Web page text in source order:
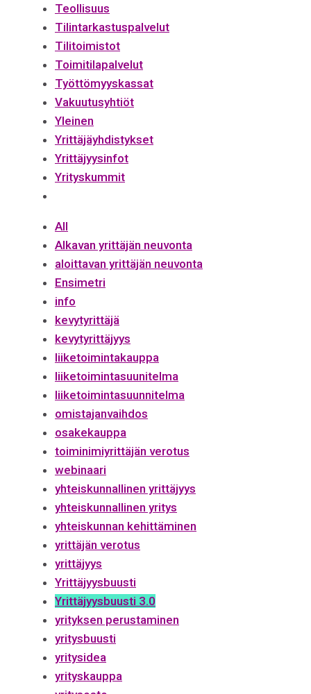
Teollisuus
Tilintarkastuspalvelut
Tilitoimistot
Toimitilapalvelut
Työttömyyskassat
Vakuutusyhtiöt
Yleinen
Yrittäjäyhdistykset
Yrittäjyysinfot
Yrityskummit
All
Alkavan yrittäjän neuvonta
aloittavan yrittäjän neuvonta
Ensimetri
info
kevytyrittäjä
kevytyrittäjyys
liiketoimintakauppa
liiketoimintasuunitelma
liiketoimintasuunnitelma
omistajanvaihdos
osakekauppa
toiminimiyrittäjän verotus
webinaari
yhteiskunnallinen yrittäjyys
yhteiskunnallinen yritys
yhteiskunnan kehittäminen
yrittäjän verotus
yrittäjyys
Yrittäjyysbuusti
Yrittäjyysbuusti 3.0
yrityksen perustaminen
yritysbuusti
yritysidea
yrityskauppa